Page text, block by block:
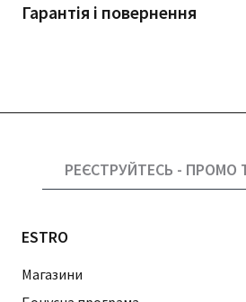
Гарантія і повернення
РЕЄСТРУЙТЕСЬ - ПРОМО
ESTRO
Магазини